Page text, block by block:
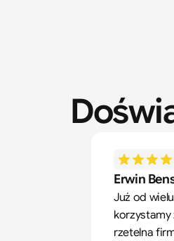
Erwin
Już od
korzystamy
rzetelna